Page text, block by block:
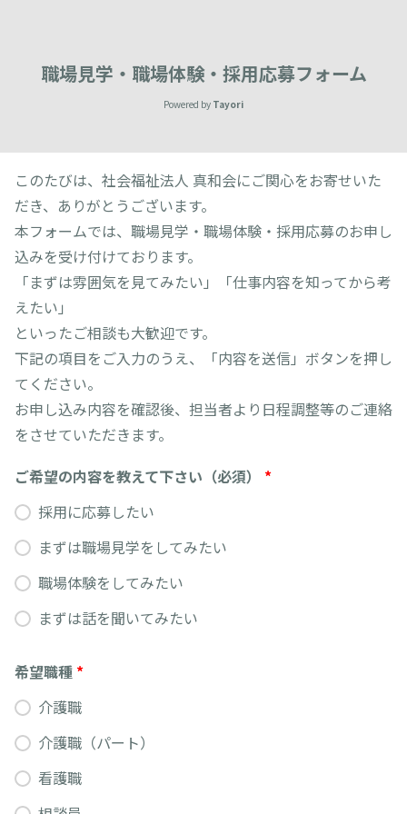
職場見学・職場体験・採用応募フォーム
Powered by Tayori
このたびは、社会福祉法人 真和会にご関心をお寄せいた
だき、ありがとうございます。
本フォームでは、職場見学・職場体験・採用応募のお申し
込みを受け付けております。
「まずは雰囲気を見てみたい」「仕事内容を知ってから考
えたい」
といったご相談も大歓迎です。
下記の項目をご入力のうえ、「内容を送信」ボタンを押し
てください。
お申し込み内容を確認後、担当者より日程調整等のご連絡
をさせていただきます。
ご希望の内容を教えて下さい（必須）
*
採用に応募したい
まずは職場見学をしてみたい
職場体験をしてみたい
まずは話を聞いてみたい
希望職種 *
介護職
介護職（パート）
看護職